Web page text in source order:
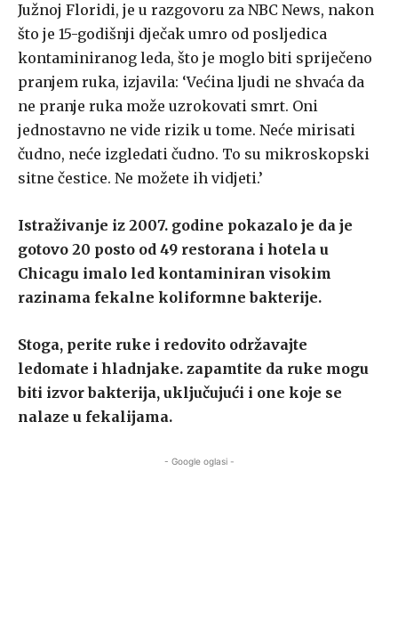
Južnoj Floridi, je u razgovoru za NBC News, nakon
što je 15-godišnji dječak umro od posljedica
kontaminiranog leda, što je moglo biti spriječeno
pranjem ruka, izjavila: ‘Većina ljudi ne shvaća da
ne pranje ruka može uzrokovati smrt. Oni
jednostavno ne vide rizik u tome. Neće mirisati
čudno, neće izgledati čudno. To su mikroskopski
sitne čestice. Ne možete ih vidjeti.’
Istraživanje iz 2007. godine pokazalo je da je
gotovo 20 posto od 49 restorana i hotela u
Chicagu imalo led kontaminiran visokim
razinama fekalne koliformne bakterije.
Stoga, perite ruke i redovito održavajte
ledomate i hladnjake. zapamtite da ruke mogu
biti izvor bakterija, uključujući i one koje se
nalaze u fekalijama.
- Google oglasi -